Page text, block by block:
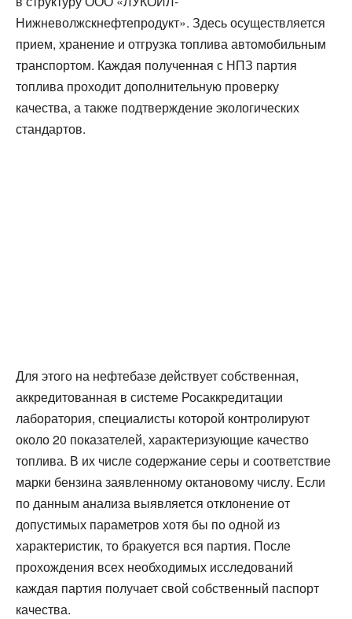
Нижневолжскнефтепродукт». Здесь осуществляется
прием, хранение и отгрузка топлива автомобильным
транспортом. Каждая полученная с НПЗ партия
топлива проходит дополнительную проверку
качества, а также подтверждение экологических
стандартов.
Для этого на нефтебазе действует собственная,
аккредитованная в системе Росаккредитации
лаборатория, специалисты которой контролируют
около 20 показателей, характеризующие качество
топлива. В их числе содержание серы и соответствие
марки бензина заявленному октановому числу. Если
по данным анализа выявляется отклонение от
допустимых параметров хотя бы по одной из
характеристик, то бракуется вся партия. После
прохождения всех необходимых исследований
каждая партия получает свой собственный паспорт
качества.